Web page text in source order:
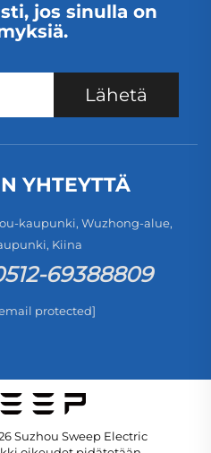
jos sinulla on
Lähetä
YHTEYTTÄ
kaupunki, Wuzhong-alue,
Kiina
69388809
protected]
Suzhou Sweep Electric